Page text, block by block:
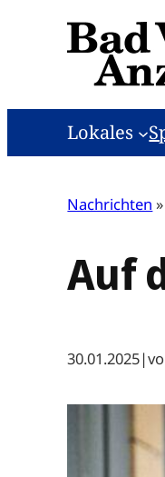
Lokales
Nachrichten »
Auf
30.01.2025|